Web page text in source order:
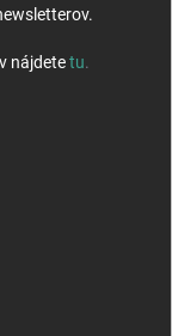
nájdetetu.